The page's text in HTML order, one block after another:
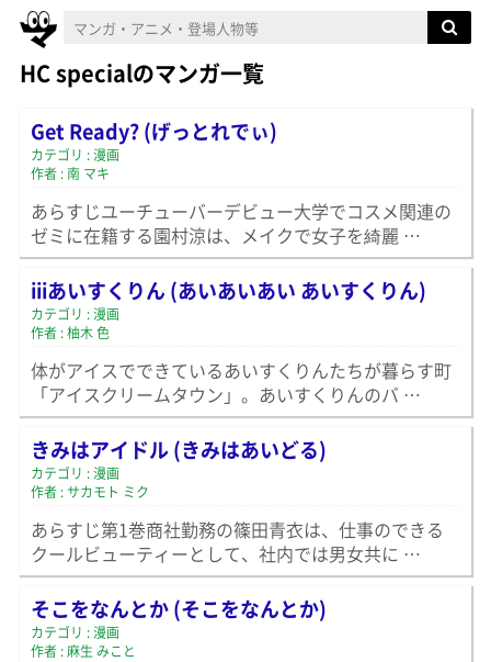
HC specialのマンガ一覧
Get Ready? (げっとれでぃ)
カテゴリ : 漫画
作者 : 南 マキ
あらすじユーチューバーデビュー大学でコスメ関連の
ゼミに在籍する園村涼は、メイクで女子を綺麗 …
iiiあいすくりん (あいあいあい あいすくりん)
カテゴリ : 漫画
作者 : 柚木 色
体がアイスでできているあいすくりんたちが暮らす町
「アイスクリームタウン」。あいすくりんのバ …
きみはアイドル (きみはあいどる)
カテゴリ : 漫画
作者 : サカモト ミク
あらすじ第1巻商社勤務の篠田青衣は、仕事のできる
クールビューティーとして、社内では男女共に …
そこをなんとか (そこをなんとか)
カテゴリ : 漫画
作者 : 麻生 みこと